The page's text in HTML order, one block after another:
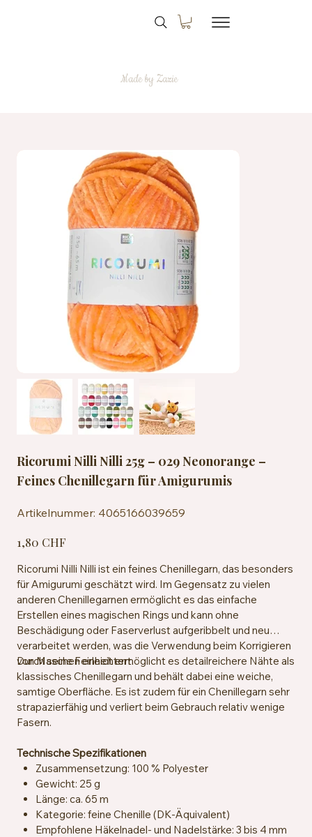
Made by Zazie
Ricorumi Nilli Nilli 25g – 029 Neonorange –
Feines Chenillegarn für Amigurumis
Artikelnummer: 4065166039659
4065166039659
1,80 CHF
Ricorumi Nilli Nilli ist ein feines Chenillegarn, das besonders
für Amigurumi geschätzt wird. Im Gegensatz zu vielen
anderen Chenillegarnen ermöglicht es das einfache
Erstellen eines magischen Rings und kann ohne
Beschädigung oder Faserverlust aufgeribbelt und neu
verarbeitet werden, was die Verwendung beim Korrigieren
von Maschen erleichtert.
Durch seine Feinheit ermöglicht es detailreichere Nähte als
klassisches Chenillegarn und behält dabei eine weiche,
samtige Oberfläche. Es ist zudem für ein Chenillegarn sehr
strapazierfähig und verliert beim Gebrauch relativ wenige
Fasern.
Technische Spezifikationen
Zusammensetzung: 100 % Polyester
Gewicht: 25 g
Länge: ca. 65 m
Kategorie: feine Chenille (DK-Äquivalent)
Empfohlene Häkelnadel- und Nadelstärke: 3 bis 4 mm